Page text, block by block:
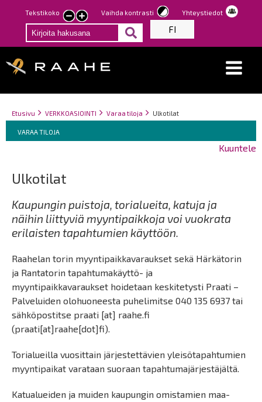
Hyppää
pääsisältöön
Tekstikoko
Pienennä
tekstin
kokoa
Suurenna
tekstin
kokoa
Vaihda kontrasti Yhteystiedot
FI
Breadcrumbs
You
here:
Etusivu VERKKOASIOINTI Varaa tiloja Ulkotilat
Breadcrumbs
You
are
VARAA TILOJA
Kuuntele
Ulkotilat
Kaupungin puistoja, torialueita, katuja ja
näihin liittyviä myyntipaikkoja voi vuokrata
erilaisten tapahtumien käyttöön.
Raahelan torin myyntipaikkavaraukset sekä Härkätorin
ja Rantatorin tapahtumakäyttö- ja
myyntipaikkavaraukset hoidetaan keskitetysti Praati –
Palveluiden olohuoneesta puhelimitse 040 135 6937 tai
sähköpostitse praati [at] raahe.fi
(praati[at]raahe[dot]fi).
Torialueilla vuosittain järjestettävien yleisötapahtumien
myyntipaikat varataan suoraan tapahtumajärjestäjältä.
Katualueiden ja muiden kaupungin omistamien maa-